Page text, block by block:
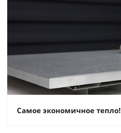
Самое экономичное тепло!